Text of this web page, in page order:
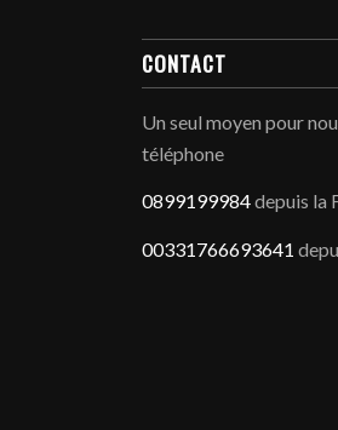
CONTACT
Un seul moyen pour
téléphone
0899199984depuis la
00331766693641